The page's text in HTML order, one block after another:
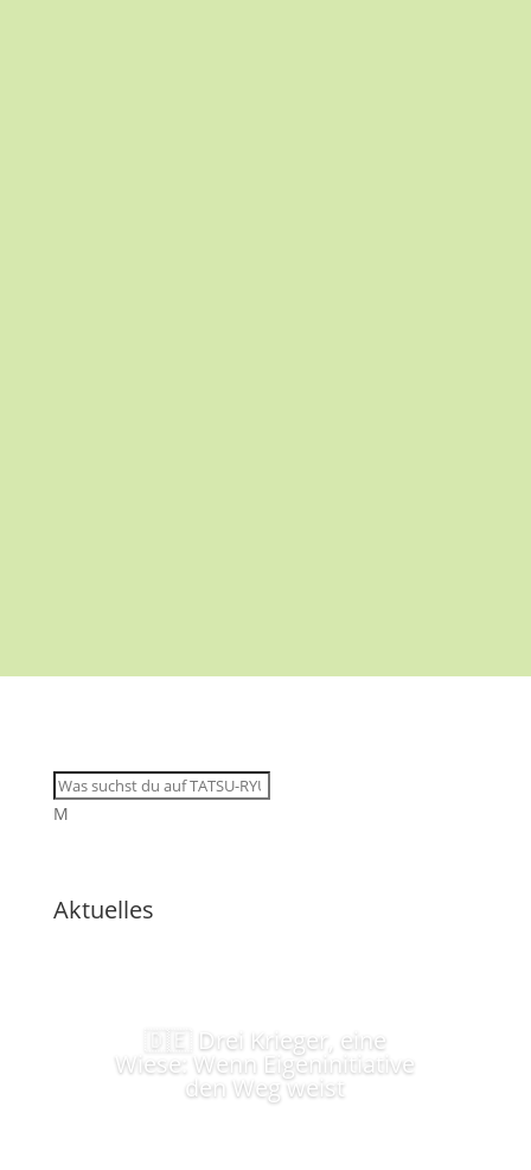
M
Aktuelles
🇩🇪 Drei Krieger, eine
Wiese: Wenn Eigeninitiative
den Weg weist